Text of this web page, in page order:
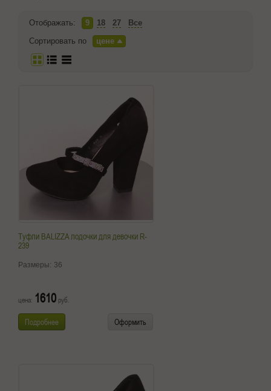
Отображать: 9 18 27
Все
Сортировать по
цене
Туфли BALIZZA лодочки для девочки R-
239
Размеры: 36
цена: 1610 руб.
Подробнее Оформить